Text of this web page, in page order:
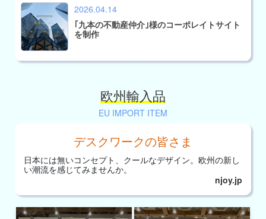
2026.04.14
｢九本の不動産仲介｣様のコーポレイトサイト
を制作
欧州輸入品
EU IMPORT ITEM
デスクワークの皆さま
日本には無いコンセプト、 クールなデザイン。 欧州の新し
い潮流を感じてみませんか。
njoy.jp